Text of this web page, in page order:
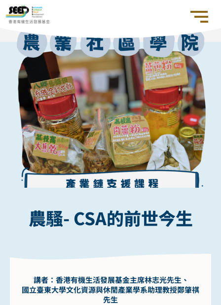
農騷- CSA的前世今生
講者：香港有機生活發展基金主席林志光先生、
國立臺東大學文化資源與休閒產業學系助理教授鄭肇祺
先生